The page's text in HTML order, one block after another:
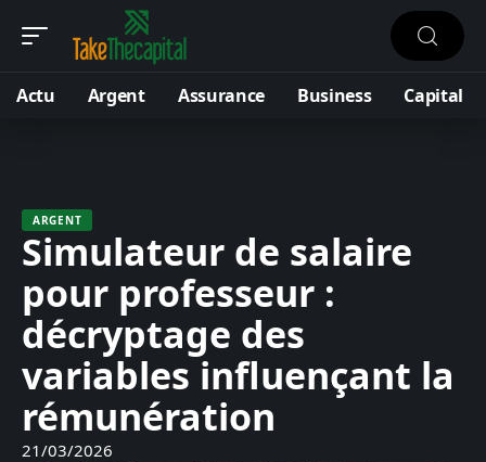
Actu Argent Assurance Business Capital
ARGENT
Simulateur de salaire
pour professeur :
décryptage des
variables influençant la
rémunération
21/03/2026